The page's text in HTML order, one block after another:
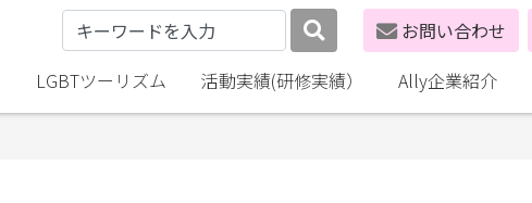
お問い合わせ
LGBTツーリズム 活動実績(研修実績） Ally企業紹介